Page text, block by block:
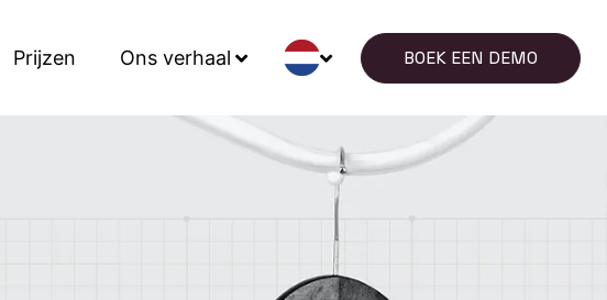
Prijzen Ons verhaal BOEK EEN DEMO